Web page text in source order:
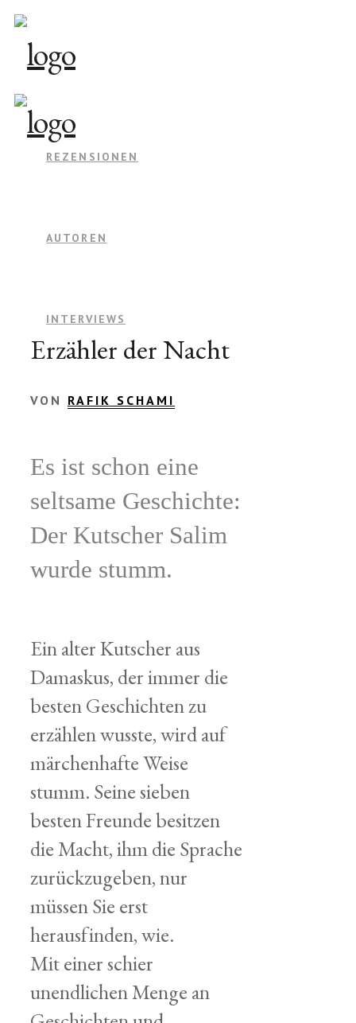
REZENSIONEN
AUTOREN
INTERVIEWS
Erzähler der Nacht
VON RAFIK SCHAMI
Es ist schon eine
seltsame Geschichte:
Der Kutscher Salim
wurde stumm.
Ein alter Kutscher aus
Damaskus, der immer die
besten Geschichten zu
erzählen wusste, wird auf
märchenhafte Weise
stumm. Seine sieben
besten Freunde besitzen
die Macht, ihm die Sprache
zurückzugeben, nur
müssen Sie erst
herausfinden, wie.
Mit einer schier
unendlichen Menge an